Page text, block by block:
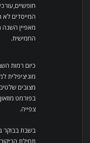
המייסדים לא
מאפיין השנה
החמישית.
כיום רמות
מוניציפלית
מצובים
בפורמט
צפייה.
בשבת בבוקר
תחילת